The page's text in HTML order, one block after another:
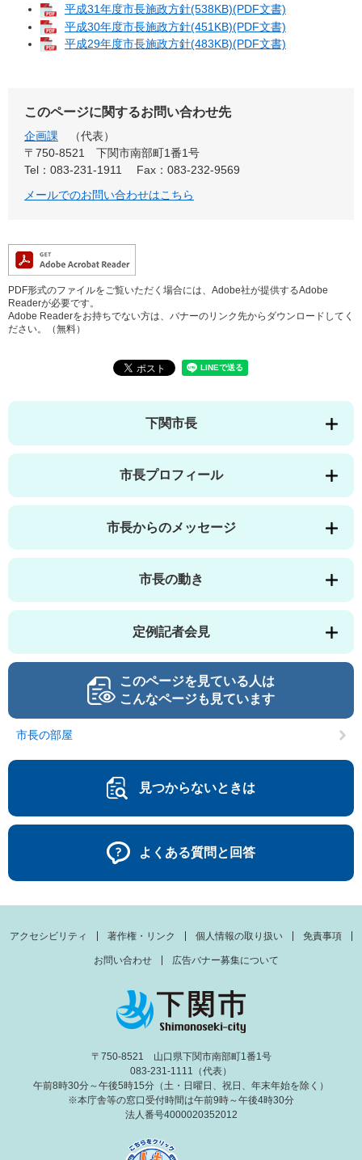
平成31年度市長施政方針(538KB)(PDF文書)
平成30年度市長施政方針(451KB)(PDF文書)
平成29年度市長施政方針(483KB)(PDF文書)
このページに関するお問い合わせ先
企画課
代表
〒750-8521
下関市南部町1番1号
Tel：083-231-1911
Fax：083-232-9569
メールでのお問い合わせはこちら
PDF形式のファイルをご覧いただく場合には、Adobe社が提供するAdobe
Readerが必要です。
Adobe Readerをお持ちでない方は、バナーのリンク先からダウンロードしてく
ださい。（無料）
下関市長
市長プロフィール
市長からのメッセージ
市長の動き
定例記者会見
このページを見ている人は
こんなページも見ています
市長の部屋
見つからないときは
よくある質問と回答
アクセシビリティ 著作権・リンク 個人情報の取り扱い 免責事項
お問い合わせ 広告バナー募集について
〒750-8521 山口県下関市南部町1番1号
083-231-1111（代表）
午前8時30分～午後5時15分（土・日曜日、祝日、年末年始を除く）
※本庁舎等の窓口受付時間は午前9時～午後4時30分
法人番号4000020352012